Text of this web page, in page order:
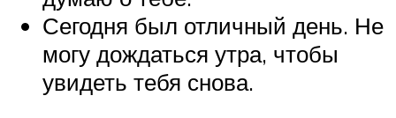
Сегодня был отличный день. Не
могу дождаться утра, чтобы
увидеть тебя снова.